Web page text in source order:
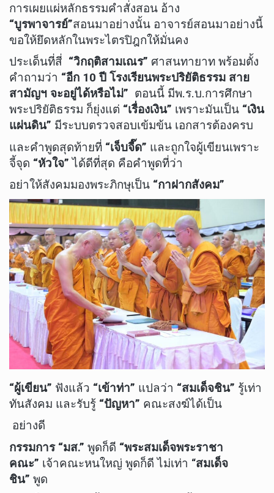
การเผยแผ่หลักธรรมคำสั่งสอน อ้าง
“บูรพาจารย์”สอนมาอย่างนั้น อาจารย์สอนมาอย่างนี้
ขอให้ยึดหลักในพระไตรปิฎกให้มั่นคง
ประเด็นที่สี่ “วิกฤติสามเณร” ศาสนทายาท พร้อมตั้ง
คำถามว่า “อีก 10 ปี โรงเรียนพระปริยัติธรรม สาย
สามัญฯ จะอยู่ได้หรือไม่” ตอนนี้ มีพ.ร.บ.การศึกษา
พระปริยัติธรรม ก็ยุ่งแต่ “เรื่องเงิน” เพราะมันเป็น “เงิน
แผ่นดิน” มีระบบตรวจสอบเข้มข้น เอกสารต้องครบ
และคำพูดสุดท้ายที่ “เจ็บจี๊ด” และถูกใจผู้เขียนเพราะ
จี้จุด “หัวใจ” ได้ดีที่สุด คือคำพูดที่ว่า
อย่าให้สังคมมองพระภิกษุเป็น “กาฝากสังคม”
“ผู้เขียน” ฟังแล้ว “เข้าท่า” แปลว่า “สมเด็จชิน” รู้เท่า
ทันสังคม และรับรู้ “ปัญหา” คณะสงฆ์ได้เป็น
อย่างดี
กรรมการ “มส.” พูดก็ดี “พระสมเด็จพระราชา
คณะ” เจ้าคณะหนใหญ่ พูดก็ดี ไม่เท่า “สมเด็จ
ชิน” พูด